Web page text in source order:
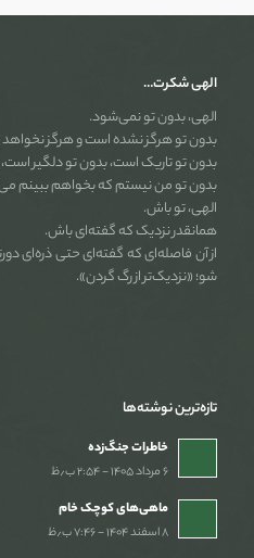
الهی شکرت…
الهی، بدون تو نمی‌شود.
بدون تو هرگز نشده است و هرگز
بدون تو تاریک است، بدون تو دلگیر
بدون تو من نیستم که بخواهم ببینم
الهی، تو باش.
همانقدر نزدیک که گفته‌ای باش.
از آن فاصله‌ای که گفته‌ای حتی ذره‌ای
شو؛ «نزدیک‌تر از رگ گردن».
تازه‌ترین نوشته‌ها
خاطرات جنگ‌‌زده
۶ مرداد ۱۴۰۵ - ۲:۵۴ ب٫ظ
ماهی‌های کوچک خام
۸ اسفند ۱۴۰۴ - ۷:۴۶ ب٫ظ